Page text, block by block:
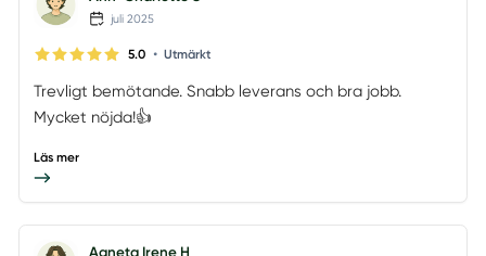
juli 2025
5.0 • Utmärkt
Trevligt bemötande. Snabb leverans och bra jobb.
Mycket nöjda!👍
Läs mer
Agneta Irene H